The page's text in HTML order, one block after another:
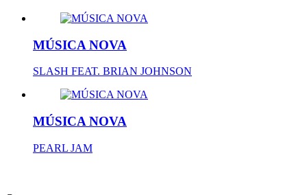
MÚSICA NOVA
SLASH FEAT. BRIAN JOHNSON
MÚSICA NOVA
PEARL JAM